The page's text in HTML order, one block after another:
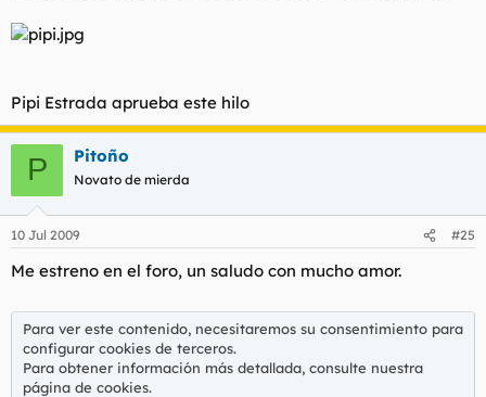
Pipi Estrada aprueba este hilo
P Pitoño
Novato de mierda
10 Jul 2009 #25
Me estreno en el foro, un saludo con mucho amor.
Para ver este contenido, necesitaremos su consentimiento para
configurar cookies de terceros.
Para obtener información más detallada, consulte nuestra
página de cookies.